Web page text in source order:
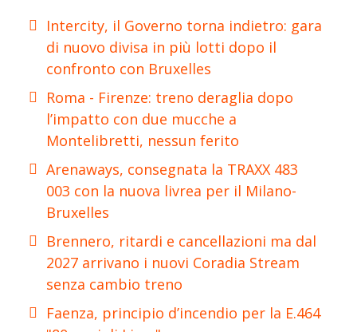
Intercity, il Governo torna indietro: gara
di nuovo divisa in più lotti dopo il
confronto con Bruxelles
Roma - Firenze: treno deraglia dopo
l’impatto con due mucche a
Montelibretti, nessun ferito
Arenaways, consegnata la TRAXX 483
003 con la nuova livrea per il Milano-
Bruxelles
Brennero, ritardi e cancellazioni ma dal
2027 arrivano i nuovi Coradia Stream
senza cambio treno
Faenza, principio d’incendio per la E.464